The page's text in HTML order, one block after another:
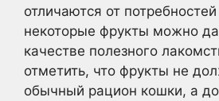
отличаются от
некоторые фрукты можно
качестве полезного
отметить, что фрукты не
обычный рацион кошки, а